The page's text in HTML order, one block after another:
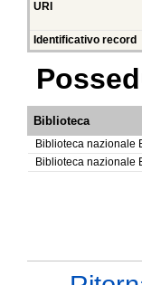
URI
Identificativo record
Biblioteca
Biblioteca nazionale
Biblioteca nazionale